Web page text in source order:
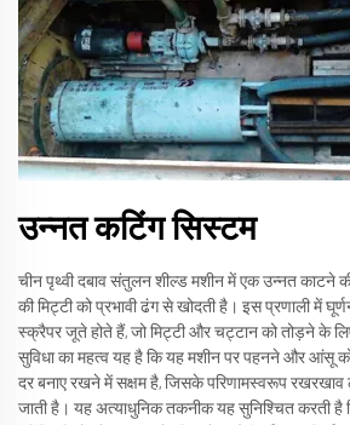
उन्नत कटिंग सिस्टम
चीन पृथ्वी दबाव संतुलन शील्ड मशीन में एक उन्नत काटने की
की मिट्टी को प्रभावी ढंग से खोदती है। इस प्रणाली में
स्क्रैपर जूते होते हैं, जो मिट्टी और चट्टान को तोड़ने के
सुविधा का महत्व यह है कि यह मशीन पर पहनने और आंसू
दर बनाए रखने में सक्षम है, जिसके परिणामस्वरूप रखरखाव
जाती है। यह अत्याधुनिक तकनीक यह सुनिश्चित करती है